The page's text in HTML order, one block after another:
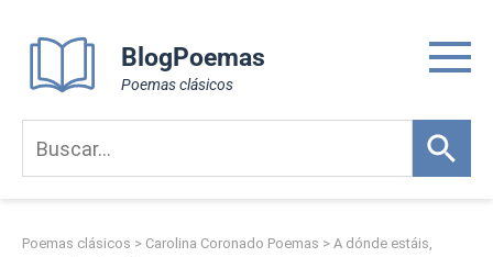
content
BlogPoemas
Poemas clásicos
Poemas clásicos > Carolina Coronado Poemas > A dónde estáis,